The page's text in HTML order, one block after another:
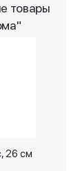
товары
26 cм